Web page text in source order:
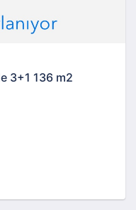
3+1 136 m2